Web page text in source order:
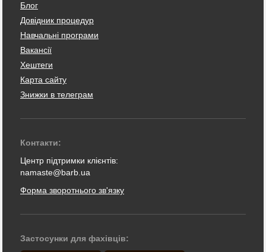
Блог
Довідник процедур
Навчальні програми
Вакансії
Хештеги
Карта сайту
Знижки в телеграм
Контакти:
Центр підтримки клієнтів:
namaste@barb.ua
Форма зворотнього зв'язку
Застосунки для фахівців: